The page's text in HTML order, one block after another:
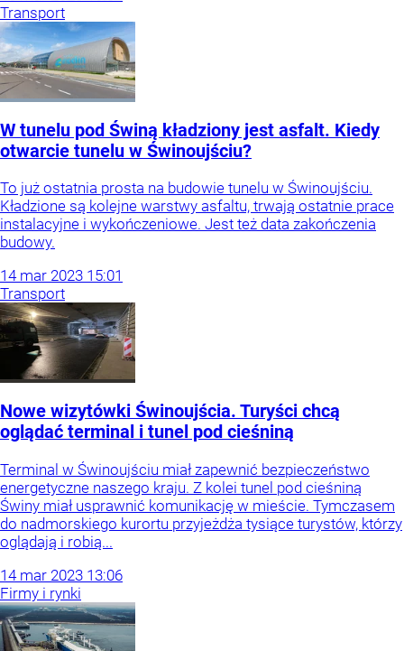
Transport
W tunelu pod Świną kładziony jest asfalt. Kiedy
otwarcie tunelu w Świnoujściu?
To już ostatnia prosta na budowie tunelu w Świnoujściu.
Kładzione są kolejne warstwy asfaltu, trwają ostatnie prace
instalacyjne i wykończeniowe. Jest też data zakończenia
budowy.
14 mar 2023 15:01
Transport
Nowe wizytówki Świnoujścia. Turyści chcą
oglądać terminal i tunel pod cieśniną
Terminal w Świnoujściu miał zapewnić bezpieczeństwo
energetyczne naszego kraju. Z kolei tunel pod cieśniną
Świny miał usprawnić komunikację w mieście. Tymczasem
do nadmorskiego kurortu przyjeżdża tysiące turystów, którzy
oglądają i robią...
14 mar 2023 13:06
Firmy i rynki